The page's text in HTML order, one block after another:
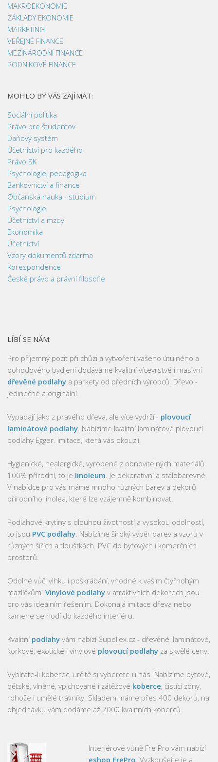
MAKROEKONOMIE
ZÁKLADY EKONOMIE
MARKETING
VEŘEJNÉ FINANCE
MEZINÁRODNÍ FINANCE
PODNIKOVÉ FINANCE
MOHLO BY VÁS ZAJÍMAT:
Sociální politika
Právo pre študentov
Daňový systém
Účetnictví pro každého
Právo SK
Psychologie, pedagogika
Bankovnictví a finance
Občanská nauka - studium
Psychologie
Účetnictví a mzdy
Ekonomika
Účetnictví
Vzory dokumentů zdarma
Korespondence
České právo a právní filosofie
LÍBÍ SE NÁM:
Pro příjemný pocit při chůzi a vytvoření vašeho útulného a
pohodového bydlení dodáváme kvalitní vícevrstvé i masivní
dřevěné podlahy a parkety od předních výrobců. Dřevo -
jedinečné a originální.
Vypadají jako z pravého dřeva, ale více vydrží - plovoucí
laminátové podlahy . Nabízíme kvalitní laminátové plovoucí
podlahy Egger. Imitace, která vás okouzlí.
Hygienické, nealergické, vyrobené z obnovitelných materiálů,
100% přírodní, to je linoleum . Je dekorativní a stálobarevné.
V nabídce pro vás máme mnoho různých barev a dekorů
přírodního linolea, které lze vzájemně kombinovat.
Podlahové krytiny s dlouhou životností a vysokou odolností,
to jsou PVC podlahy . Nabízíme široký výběr barev a vzorů v
různých šířích a tloušťkách. PVC do bytových i komerčních
prostorů.
Odolné vůči vlhku i poškrábání, vhodné k vašim čtyřnohým
mazlíčkům. Vinylové podlahy v atraktivních dekorech jsou
pro vás ideálním řešením. Dokonalá imitace dřeva nebo
kamene se hodí do každého interiéru.
Kvalitní podlahy vám nabízí Supellex.cz - dřevěné, laminátové,
korkové, exotické i vinylové plovoucí podlahy za skvělé ceny.
Vybíráte-li koberec, určitě si vyberete u nás. Nabízíme bytové,
dětské, vlněné, vpichované i zátěžové koberce, čistící zóny,
rohože i umělé trávníky. Skladem máme přes 400 dekorů, na
objednávku vám dodáme až 2000 kvalitních koberců.
Interiérové vůně Fre Pro vám nabízí
eshop FrePro . Vyzkoušejte je a